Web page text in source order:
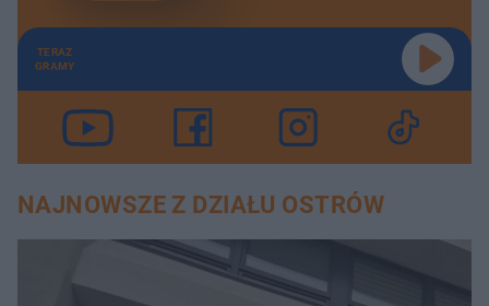
TERAZ
GRAMY
NAJNOWSZE Z DZIAŁU OSTRÓW